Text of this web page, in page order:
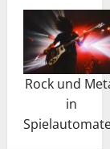
Rock und
in